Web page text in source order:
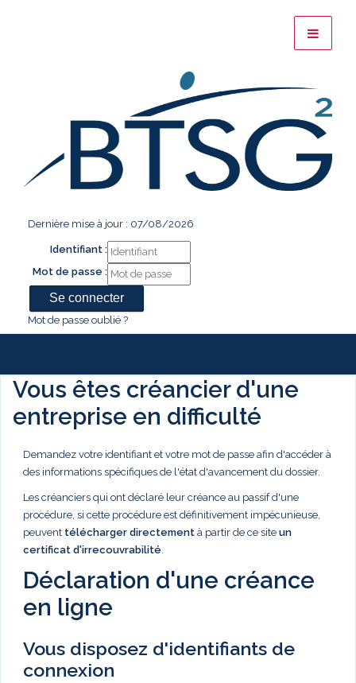
Dernière mise à jour : 07/08/2026
Identifiant :
Mot de passe :
Mot de passe oublié ?
Vous êtes créancier d'une
entreprise en difficulté
Demandez votre identifiant et votre mot de passe afin d'accéder à
des informations spécifiques de l'état d'avancement du dossier.
Les créanciers qui ont déclaré leur créance au passif d'une
procédure, si cette procédure est définitivement impécunieuse,
peuvent télécharger directement à partir de ce site un
certificat d'irrecouvrabilité.
Déclaration d'une créance
en ligne
Vous disposez d'identifiants de
connexion